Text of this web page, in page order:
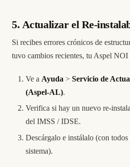
5. Actualizar el Re-
Si recibes errores crónicos de
tuvo cambios recientes, tu Aspel NOI
Ve a Ayuda > Servicio de
(Aspel-AL).
Verifica si hay un nuevo re-
del IMSS / IDSE.
Descárgalo e instálalo (con
sistema).